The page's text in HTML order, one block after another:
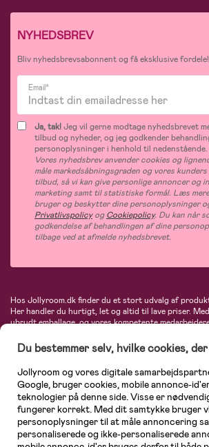
NYHEDSBREV
Bliv nyhedsbrevsabonnent og få eksklusive fordele!
Email*
Ja, tak!Jeg vil gerne modtage nyhedsbrevet
tilbud og nyheder, og jeg godkender
personoplysninger i henhold til nedenstående.
Vores nyhedsbrev anvender cookies og
måle markedsåbningsgraden og vores
tilbud, så vi kan give personlige annoncer og
marketing samt til statistiske formål. Læs
bruger og beskytter dine personoplysninger
PrivatlivspolicyogCookiepolicy. Du kan når
godkendelse af behandlingen af dine
tilbage ved at afmelde nyhedsbrevet.
Hos Jollyroom.dk finder du et stort udvalg af
Her handler du hurtigt, let og altid til lave priser.
ubrudt emballage, og vores kompetente
barnevogne, autostole, børne- og babytøj, produkter
mødre, indretning og inspiration, legetøj, babyudstyr
tilbyder produkter fra velkendte varemærker som
Jogger, BabyBjörn, Didriksons, KidKraft, Ergobaby,
Cybex, LEGO og mange flere. Kort sagt - et kæmpe
Du bestemmer selv, hvilke cookies,
Jollyroom og vores digitale
Google, bruger cookies, mobile annonce-
teknologier på denne side. Visse er
fungerer korrekt. Med dit samtykke bruger
personoplysninger til at måle annoncering
personaliserede og ikke-personaliserede